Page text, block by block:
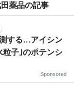
薬品の記事
する…アイシン
粒子｣のポテンシ
Sponsored